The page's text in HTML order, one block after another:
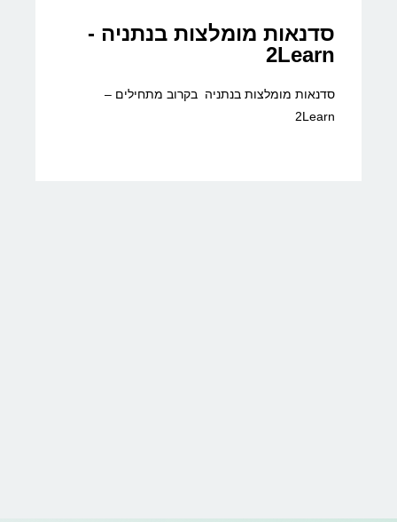
סדנאות מומלצות בנתניה -
2Learn
סדנאות מומלצות בנתניה בקרוב מתחילים –
2Learn